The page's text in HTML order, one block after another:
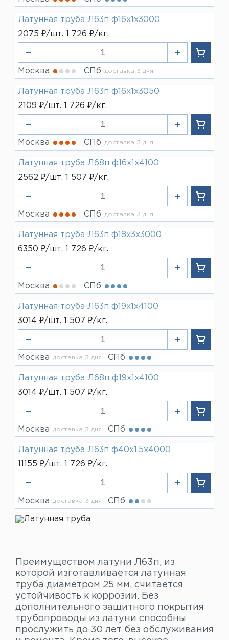
Латунная труба Л63п ф16х1х3000
2075 ₽/шт. 1 726 ₽/кг.
Москва СПб доставка 3 дня
Латунная труба Л63п ф16х1х3050
2109 ₽/шт. 1 726 ₽/кг.
Москва СПб доставка 3 дня
Латунная труба Л68п ф16х1х4100
2562 ₽/шт. 1 507 ₽/кг.
Москва СПб доставка 3 дня
Латунная труба Л63п ф18х3х3000
6350 ₽/шт. 1 726 ₽/кг.
Москва СПб
Латунная труба Л63п ф19х1х4100
3014 ₽/шт. 1 507 ₽/кг.
Москва доставка 3 дня СПб
Латунная труба Л68п ф19х1х4100
3014 ₽/шт. 1 507 ₽/кг.
Москва доставка 3 дня СПб
Латунная труба Л63п ф40х1.5х4000
11155 ₽/шт. 1 726 ₽/кг.
Москва доставка 3 дня СПб
Преимуществом латуни Л63п, из
которой изготавливается латунная
труба диаметром 25 мм, считается
устойчивость к коррозии. Без
дополнительного защитного покрытия
трубопроводы из латуни способны
прослужить до 30 лет без обслуживания